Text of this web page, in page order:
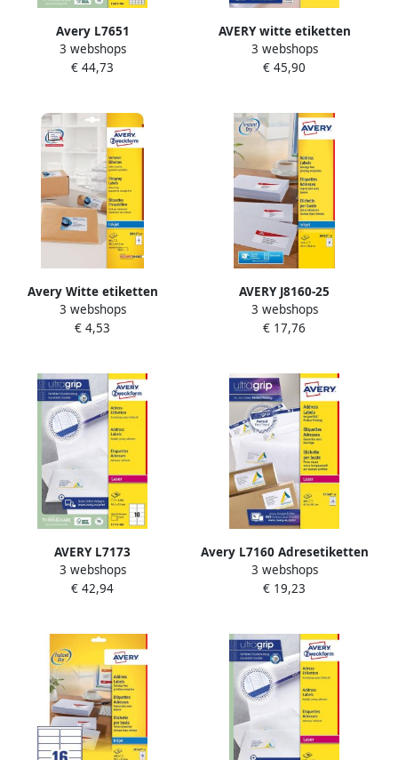
Avery L7651
Verzendetiketten Laser
Ultragrip wit 100 vellen 65
3 webshops
€ 44,73
AVERY witte etiketten
QuickDry ft 63 5 x 33 9 mm
(b x h) 2.400 stuks 24 per
3 webshops
€ 45,90
Avery Witte etiketten
QuickDry doos van 10 blad
ft 99 1 x 67 7 mm (b x h) 80
3 webshops
€ 4,53
AVERY J8160-25
adresetiketten ft 63 5 x 38 1
mm(b x h) 525 etiketten wit
3 webshops
€ 17,76
AVERY L7173
Verzendetiketten Laser
Ultragrip wit 100 vellen 10
3 webshops
€ 42,94
Avery L7160 Adresetiketten
Laser Ultragrip wit 40
vellen 21 per vel 63 5 x 38 1
3 webshops
€ 19,23